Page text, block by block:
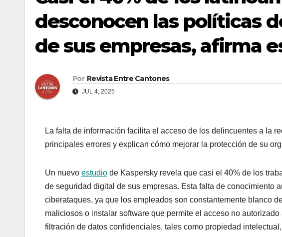
desconocen las políticas
de sus empresas, afirma
Por Revista Entre Cantones
JUL 4, 2025
La falta de información facilita el acceso de los delincuentes a la
principales errores y explican cómo mejorar la protección de su
Un nuevo estudio de Kaspersky revela que casi el 40% de los
de seguridad digital de sus empresas. Esta falta de conocimiento
ciberataques, ya que los empleados son constantemente blanco
maliciosos o instalar software que permite el acceso no
filtración de datos confidenciales, tales como propiedad